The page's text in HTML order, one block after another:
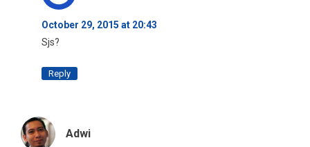
October 29, 2015 at 20:43
Sjs?
Reply
Adwi